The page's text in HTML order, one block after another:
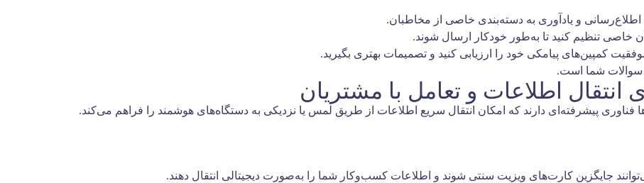
اطلاع‌رسانی و یادآوری به دسته‌بندی خاصی از مخاطبان.
خاصی تنظیم کنید تا به‌طور خودکار ارسال شوند.
کمپین‌های پیامکی خود را ارزیابی کنید و تصمیمات بهتری بگیرید.
سوالات شما است.
فناوری پیشرفته‌ای دارند که امکان انتقال سریع اطلاعات از طریق لمس یا نزدیکی به دستگاه‌های هوشمند را فراهم می‌کند.